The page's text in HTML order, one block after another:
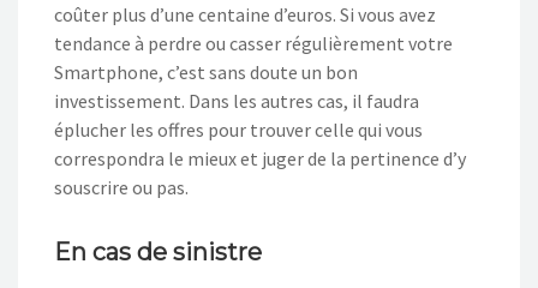
coûter plus d’une centaine d’euros. Si vous avez
tendance à perdre ou casser régulièrement votre
Smartphone, c’est sans doute un bon
investissement. Dans les autres cas, il faudra
éplucher les offres pour trouver celle qui vous
correspondra le mieux et juger de la pertinence d’y
souscrire ou pas.
En cas de sinistre